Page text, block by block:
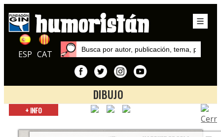
ESP CAT
DIBUJO
Inicio
Vázquez de Sola
+ INFO